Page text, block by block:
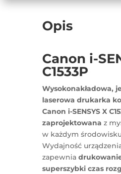
Opis
Canon i-
C1533P
Wysokonakładowa,
laserowa drukarka
Canon i-SENSYS X
zaprojektowanaz
w każdym
Wydajność
zapewnia
superszybki czas